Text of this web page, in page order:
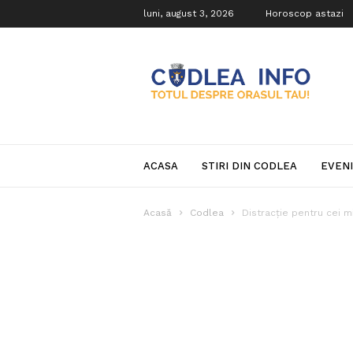
luni, august 3, 2026 Horoscop astazi
Info
ACASA STIRI DIN CODLEA
Acasă Codlea Distracție pentru cei